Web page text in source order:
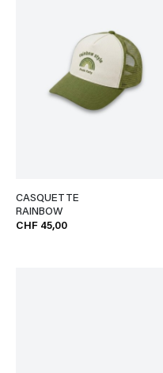
CASQUETTE
RAINBOW
CHF 45,00